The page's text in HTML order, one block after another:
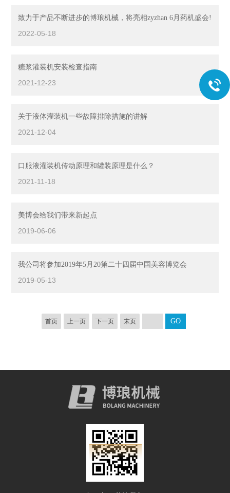
致力于产品不断进步的博琅机械，将亮相zyzhan 6月药机盛会!
2022-05-18
糖浆灌装机安装检查指南
2021-12-23
关于液体灌装机一些故障排除措施的讲解
2021-12-04
口服液灌装机传动原理和罐装原理是什么？
2021-11-18
美博会给我们带来新起点
2019-06-06
我公司将参加2019年5月20第二十四届中国美容博览会
2019-05-13
首页 上一页 下一页 末页